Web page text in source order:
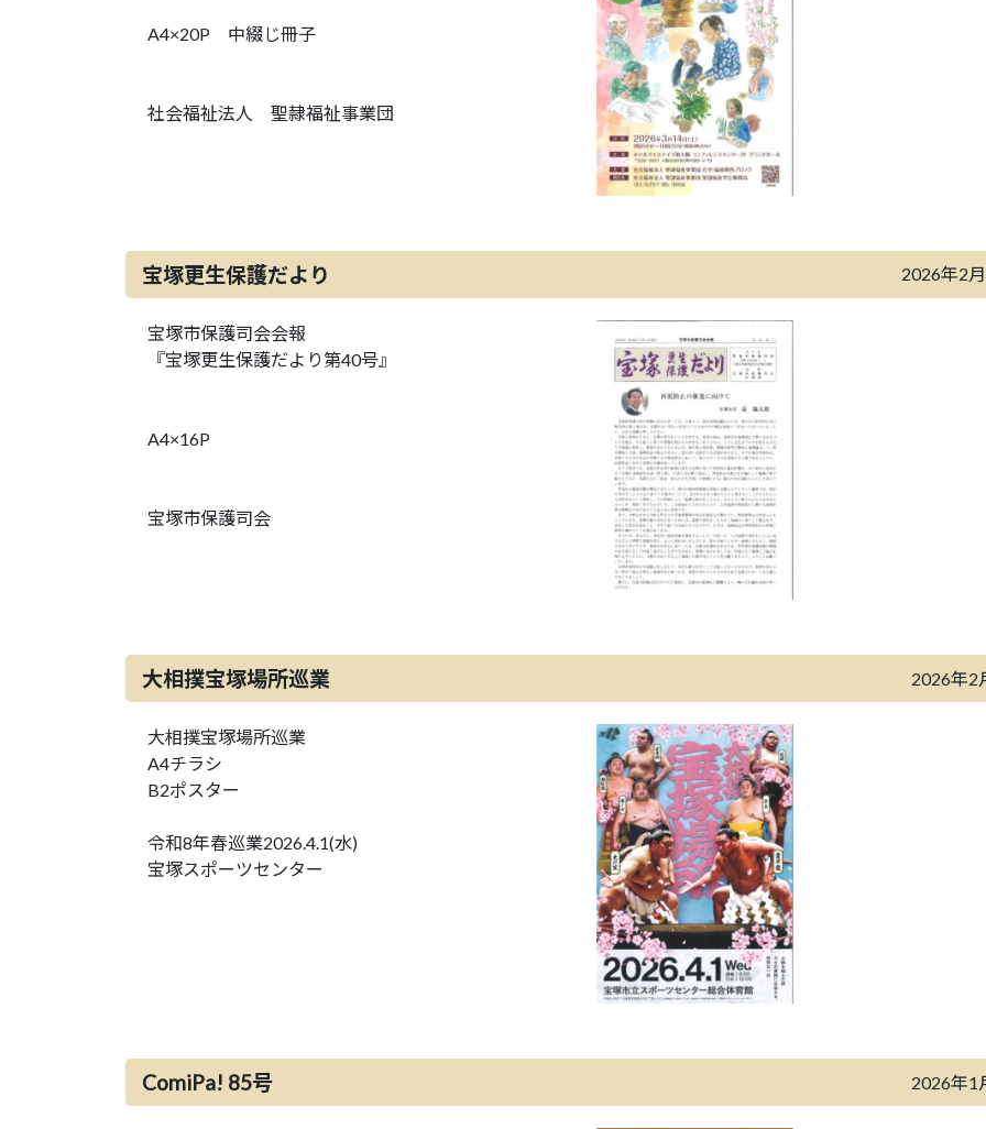
A4×20P 中綴じ冊子
社会福祉法人 聖隷福祉事業団
宝塚更生保護だより 2026年2
宝塚市保護司会会報
『宝塚更生保護だより第40号』
A4×16P
宝塚市保護司会
大相撲宝塚場所巡業 2026年2
大相撲宝塚場所巡業
A4チラシ
B2ポスター
令和8年春巡業2026.4.1(水)
宝塚スポーツセンター
ComiPa! 85号 2026年1